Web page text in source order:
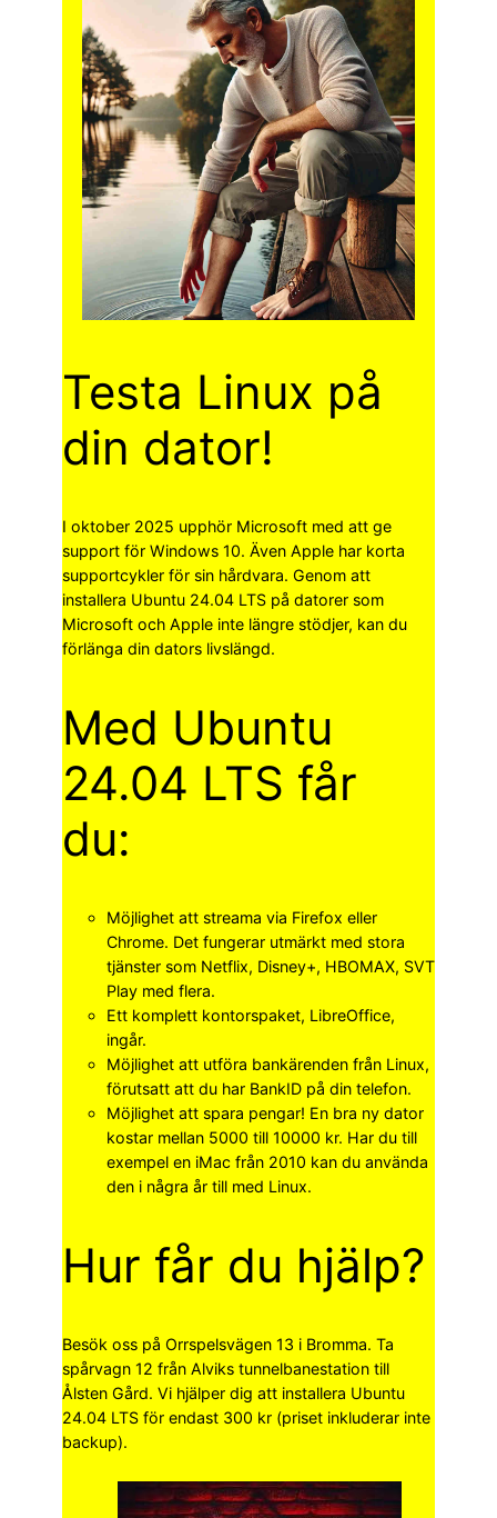
Testa Linux på
din dator!
I oktober 2025 upphör Microsoft med att ge
support för Windows 10. Även Apple har korta
supportcykler för sin hårdvara. Genom att
installera Ubuntu 24.04 LTS på datorer som
Microsoft och Apple inte längre stödjer, kan du
förlänga din dators livslängd.
Med Ubuntu
24.04 LTS får
du:
Möjlighet att streama via Firefox eller
Chrome. Det fungerar utmärkt med stora
tjänster som Netflix, Disney+, HBOMAX, SVT
Play med flera.
Ett komplett kontorspaket, LibreOffice,
ingår.
Möjlighet att utföra bankärenden från Linux,
förutsatt att du har BankID på din telefon.
Möjlighet att spara pengar! En bra ny dator
kostar mellan 5000 till 10000 kr. Har du till
exempel en iMac från 2010 kan du använda
den i några år till med Linux.
Hur får du hjälp?
Besök oss på Orrspelsvägen 13 i Bromma. Ta
spårvagn 12 från Alviks tunnelbanestation till
Ålsten Gård. Vi hjälper dig att installera Ubuntu
24.04 LTS för endast 300 kr (priset inkluderar inte
backup).